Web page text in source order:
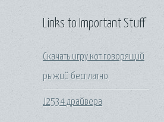
Links to Important Stuff
Скачать игру кот говорящий
рыжий бесплатно
J2534 драйвера